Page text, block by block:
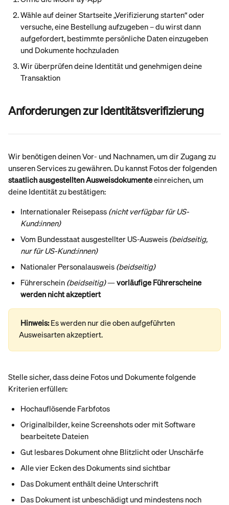
Wähle auf deiner Startseite „Verifizierung starten“ oder
versuche, eine Bestellung aufzugeben – du wirst dann
aufgefordert, bestimmte persönliche Daten einzugeben
und Dokumente hochzuladen
Wir überprüfen deine Identität und genehmigen deine
Transaktion
Anforderungen zur Identitätsverifizierung
Wir benötigen deinen Vor- und Nachnamen, um dir Zugang zu
unseren Services zu gewähren. Du kannst Fotos der folgenden
staatlich ausgestellten Ausweisdokumente einreichen, um
deine Identität zu bestätigen:
Internationaler Reisepass (nicht verfügbar für US-
Kund:innen)
Vom Bundesstaat ausgestellter US-Ausweis (beidseitig,
nur für US-Kund:innen)
Nationaler Personalausweis (beidseitig)
Führerschein (beidseitig) — vorläufige Führerscheine
werden nicht akzeptiert
Hinweis: Es werden nur die oben aufgeführten
Ausweisarten akzeptiert.
Stelle sicher, dass deine Fotos und Dokumente folgende
Kriterien erfüllen:
Hochauflösende Farbfotos
Originalbilder, keine Screenshots oder mit Software
bearbeitete Dateien
Gut lesbares Dokument ohne Blitzlicht oder Unschärfe
Alle vier Ecken des Dokuments sind sichtbar
Das Dokument enthält deine Unterschrift
Das Dokument ist unbeschädigt und mindestens noch